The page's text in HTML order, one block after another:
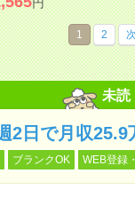
1 2
未読
2日で月収
ブランクOK WEB登録